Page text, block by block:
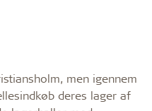
men igennem
deres lager af